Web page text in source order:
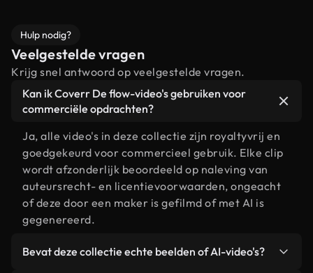
Hulp nodig?
Veelgestelde vragen
Krijg snel antwoord op veelgestelde vragen.
Kan ik Coverr De flow-video's gebruiken voor
commerciële opdrachten?
Ja, alle video's in deze collectie zijn royaltyvrij en
goedgekeurd voor commercieel gebruik. Elke clip
wordt afzonderlijk beoordeeld op naleving van
auteursrecht- en licentievoorwaarden, ongeacht
of deze door een maker is gefilmd of met AI is
gegenereerd.
Bevat deze collectie echte beelden of AI-video's?